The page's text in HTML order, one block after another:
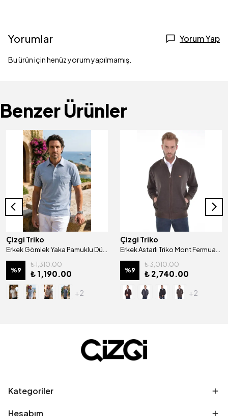
Yorumlar Yorum Yap
Bu ürün için henüz yorum yapılmamış.
Benzer Ürünler
Çizgi Triko
Erkek Gömlek Yaka Pamuklu Düğmeli Cepli Tişört Klasik Kalıp - 5101
%9
₺ 1,310.00
₺ 1,190.00
+2
Çizgi Triko
Erkek Astarlı Triko Mont Fermuarlı Desenli Çelik Örgü Klasik Kalıp - 4202T
%9
₺ 3,010.00
₺ 2,740.00
+2
Kategoriler
Hesabım